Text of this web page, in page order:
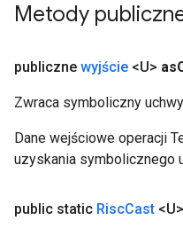
Metody
publiczne wyjście <U> as
Zwraca symboliczny
Dane wejściowe operacji
uzyskania symbolicznego
public static RiscCast <U>